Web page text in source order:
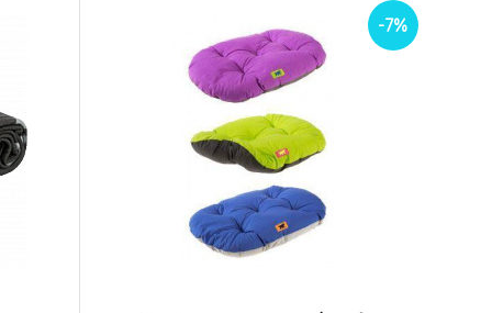
1 778 CZK
1 423 CZK
-7%